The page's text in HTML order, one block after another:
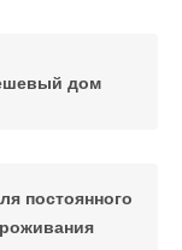
дом
постоянного